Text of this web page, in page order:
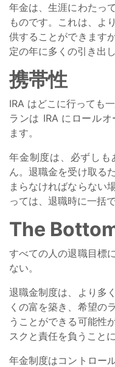
年金は、生涯にわたっ
ものです。これは、よ
供することができます
定の年に多くの引き出
携帯性
IRA はどこに行っても
ランは IRA にロール
ます。
年金制度は、必ずし
ん。退職金を受け取る
まらなければならない
っては、退職時に一括
The
すべての人の退職目標
ない。
退職金制度は、より多
くの富を築き、希望の
うことができる可能性
スクと責任を負うこと
年金制度はコントロー